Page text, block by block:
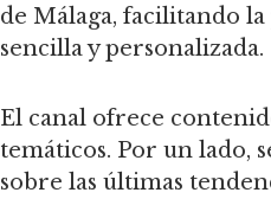
de Málaga, facilitando
sencilla y personalizada.
El canal ofrece
temáticos. Por un lado,
sobre las últimas